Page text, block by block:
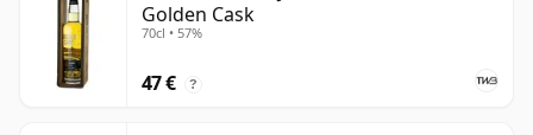
Golden Cask
70cl • 57%
47 € ?